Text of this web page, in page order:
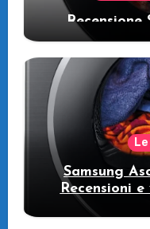
Recensione
Samsung
Recensioni